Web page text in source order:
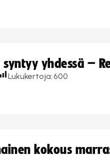
yhdessä –
Lukukertoja:600
kokous